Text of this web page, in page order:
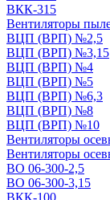
ВКК-315
Вентиляторы
ВЦП (ВРП) №2,5
ВЦП (ВРП) №3,15
ВЦП (ВРП) №4
ВЦП (ВРП) №5
ВЦП (ВРП) №6,3
ВЦП (ВРП) №8
ВЦП (ВРП) №10
Вентиляторы
Вентиляторы
ВО 06-300-2,5
ВО 06-300-3,15
ВКК-100